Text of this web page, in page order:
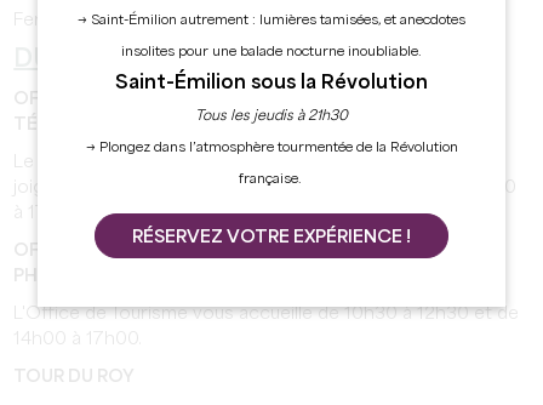
Fermée à cette période.
DU 07 FÉVRIER AU 03 AVRIL :
OFFICE DE TOURISME DE SAINT-ÉMILION - STANDARD
TÉLÉPHONIQUE
Le standard téléphonique de l'Office de Tourisme est
joignable au 05 57 55 28 28 de 10h30 à 12h30 et de 14h00
à 17h00.
OFFICE DE TOURISME DE SAINT-ÉMILION - ACCUEIL
PHYSIQUE
L'Office de Tourisme vous accueille de 10h30 à 12h30 et de
14h00 à 17h00.
TOUR DU ROY
→ Saint-Émilion autrement : lumières tamisées, et anecdotes
insolites pour une balade nocturne inoubliable.
Saint-Émilion sous la Révolution
Tous les jeudis à 21h30
→ Plongez dans l’atmosphère tourmentée de la Révolution
française.
RÉSERVEZ VOTRE EXPÉRIENCE !